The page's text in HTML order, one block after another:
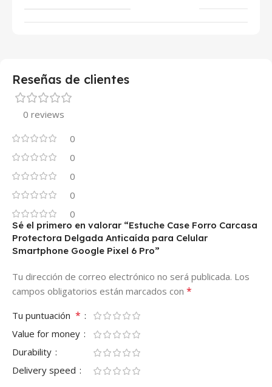
Reseñas de clientes
0 reviews
0
0
0
0
0
Sé el primero en valorar “Estuche Case Forro Carcasa
Protectora Delgada Anticaída para Celular
Smartphone Google Pixel 6 Pro”
Tu dirección de correo electrónico no será publicada. Los
campos obligatorios están marcados con *
Tu puntuación *
Value for money
Durability
Delivery speed